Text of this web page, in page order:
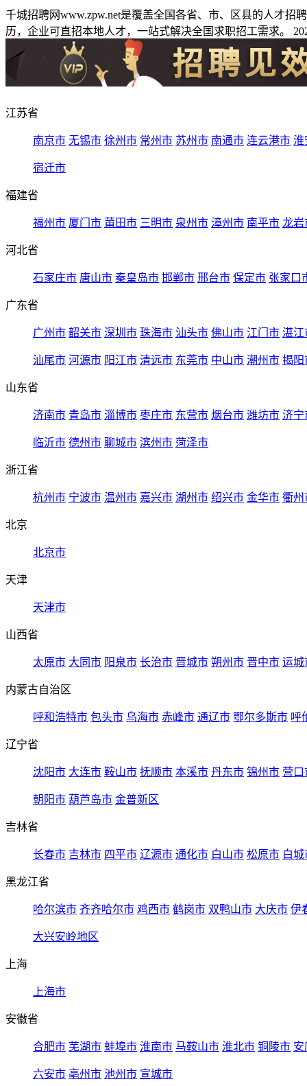
千城招聘网www.zpw.net是覆盖全国各省、市、区县的人才
历，企业可直招本地人才，一站式解决全国求职招工需求。
江苏省
南京市 无锡市 徐州市 常州市 苏州市 南通市 连云港市 淮
宿迁市
福建省
福州市 厦门市 莆田市 三明市 泉州市 漳州市 南平市 龙岩
河北省
石家庄市 唐山市 秦皇岛市 邯郸市 邢台市 保定市 张家口
广东省
广州市 韶关市 深圳市 珠海市 汕头市 佛山市 江门市 湛江
汕尾市 河源市 阳江市 清远市 东莞市 中山市 潮州市 揭阳
山东省
济南市 青岛市 淄博市 枣庄市 东营市 烟台市 潍坊市 济宁
临沂市 德州市 聊城市 滨州市 菏泽市
浙江省
杭州市 宁波市 温州市 嘉兴市 湖州市 绍兴市 金华市 衢州
北京
北京市
天津
天津市
山西省
太原市 大同市 阳泉市 长治市 晋城市 朔州市 晋中市 运城
内蒙古自治区
呼和浩特市 包头市 乌海市 赤峰市 通辽市 鄂尔多斯市 呼
辽宁省
沈阳市 大连市 鞍山市 抚顺市 本溪市 丹东市 锦州市 营口
朝阳市 葫芦岛市 金普新区
吉林省
长春市 吉林市 四平市 辽源市 通化市 白山市 松原市 白城
黑龙江省
哈尔滨市 齐齐哈尔市 鸡西市 鹤岗市 双鸭山市 大庆市 伊
大兴安岭地区
上海
上海市
安徽省
合肥市 芜湖市 蚌埠市 淮南市 马鞍山市 淮北市 铜陵市 安
六安市 亳州市 池州市 宣城市